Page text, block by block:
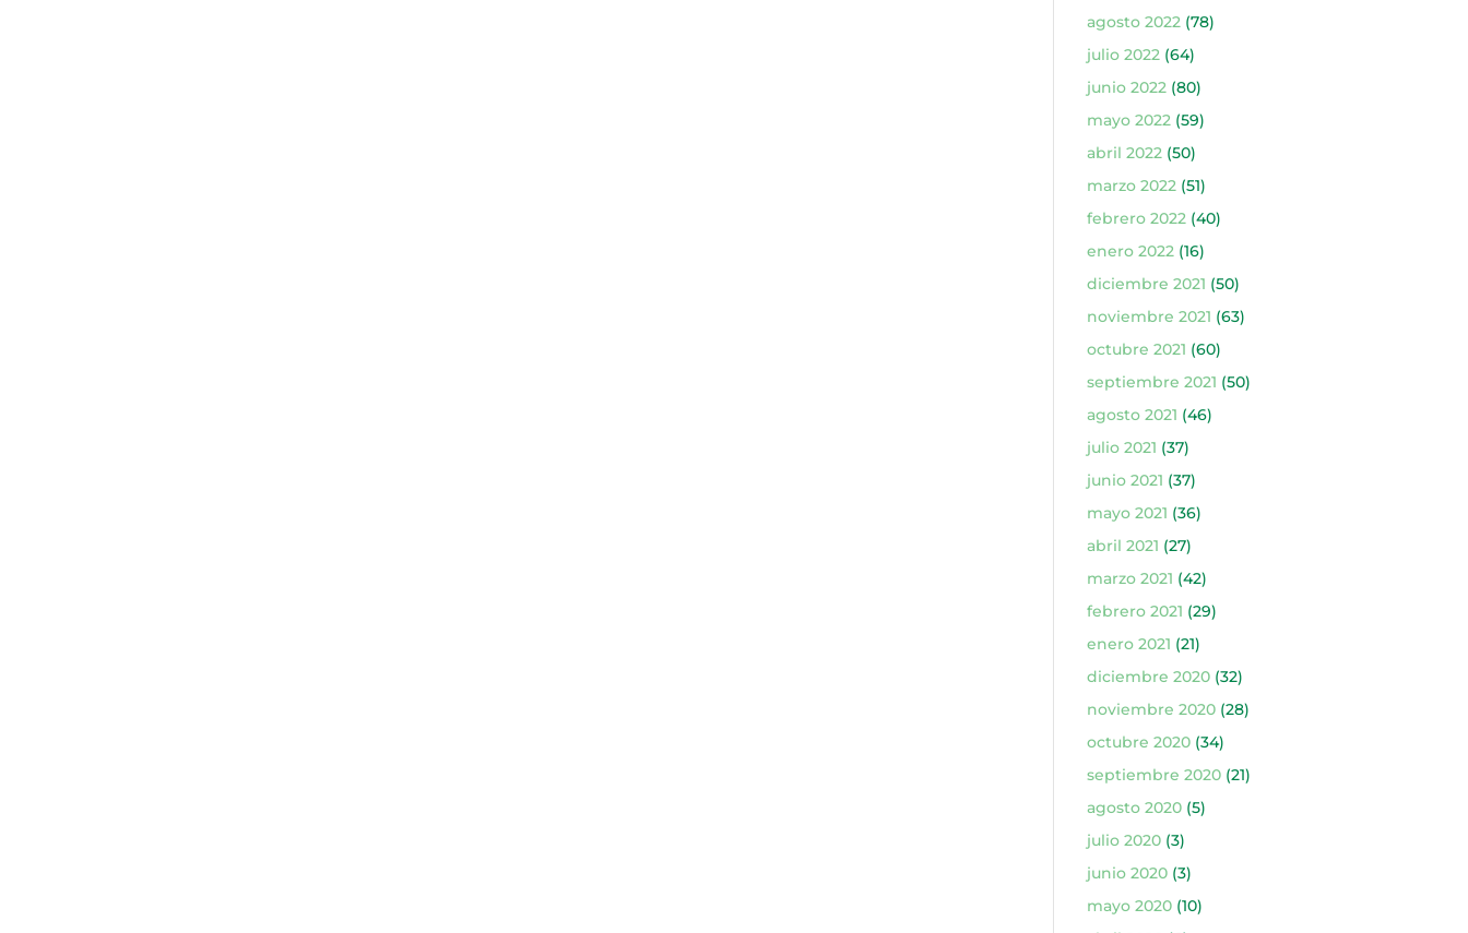
agosto 2022(78)
julio 2022(64)
junio 2022(80)
mayo 2022(59)
abril 2022(50)
marzo 2022(51)
febrero 2022(40)
enero 2022(16)
diciembre 2021 (50)
noviembre 2021 (63)
octubre 2021 (60)
septiembre 2021 (50)
agosto 2021 (46)
julio 2021 (37)
junio 2021 (37)
mayo 2021 (36)
abril 2021 (27)
marzo 2021 (42)
febrero 2021 (29)
enero 2021 (21)
diciembre 2020(32)
noviembre 2020(28)
octubre 2020(34)
septiembre 2020(21)
agosto 2020(5)
julio 2020(3)
junio 2020(3)
mayo 2020(10)